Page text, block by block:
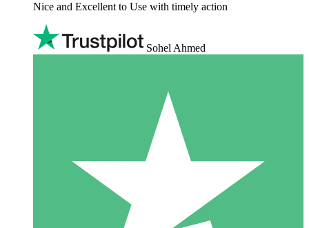
Nice and Excellent to Use with timely action
Sohel Ahmed